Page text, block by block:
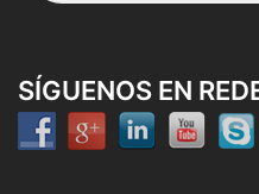
SÍGUENOS EN